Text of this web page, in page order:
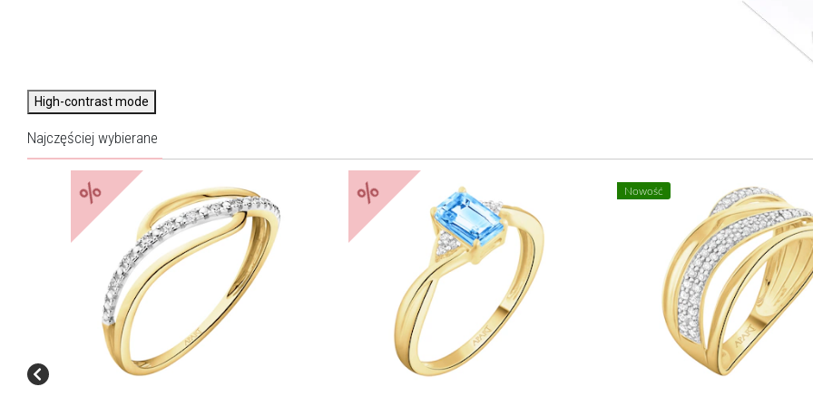
High-contrast mode
Najczęściej wybierane
% % Nowość